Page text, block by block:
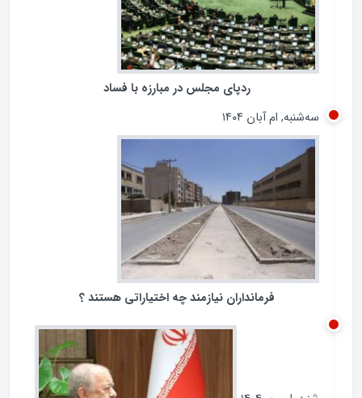
ردپای مجلس در مبارزه با فساد
سه‌شنبه, ام آبان ۱۴۰۴
فرمانداران نیازمند چه اختیاراتی هستند ؟